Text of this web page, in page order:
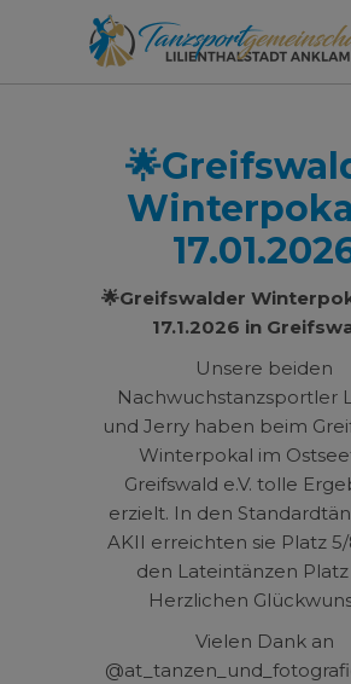
🌟Greifswalder
17.1.2026 in
Unsere beiden
Nachwuchstanzsportler
und Jerry haben beim
Winterpokal im
Greifswald e.V. tolle
erzielt. In den
AKII erreichten sie Platz
den Lateintänzen Platz
Herzlichen
Vielen Dank an